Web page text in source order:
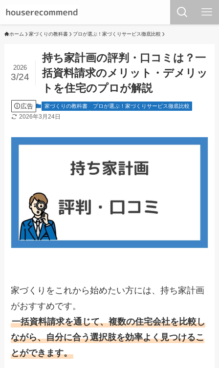
ホーム 家づくりの教科書 プロが選ぶ！家づくりサービス徹底比較
持ち家計画の評判・口コミは？一
括資料請求のメリット・デメリッ
トを住宅のプロが解説
2026
3/24
広告 家づくりの教科書 プロが選ぶ！家づくりサービス徹底比較
2026年3月24日
家づくりをこれから始めたい方には、持ち家計画
がおすすめです。
一括資料請求を通じて、複数の住宅会社を比較し
ながら、自分に合う選択肢を効率よく見つけるこ
とができます。